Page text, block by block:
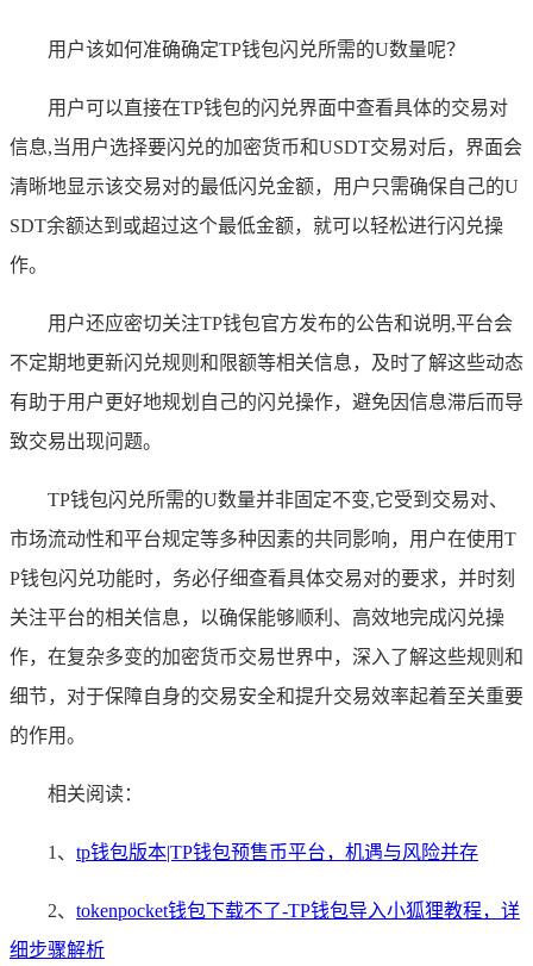
用户该如何准确确定TP钱包闪兑所需的U数量呢？
用户可以直接在TP钱包的闪兑界面中查看具体的交易对
信息,当用户选择要闪兑的加密货币和USDT交易对后，界面会
清晰地显示该交易对的最低闪兑金额，用户只需确保自己的U
SDT余额达到或超过这个最低金额，就可以轻松进行闪兑操
作。
用户还应密切关注TP钱包官方发布的公告和说明,平台会
不定期地更新闪兑规则和限额等相关信息，及时了解这些动态
有助于用户更好地规划自己的闪兑操作，避免因信息滞后而导
致交易出现问题。
TP钱包闪兑所需的U数量并非固定不变,它受到交易对、
市场流动性和平台规定等多种因素的共同影响，用户在使用T
P钱包闪兑功能时，务必仔细查看具体交易对的要求，并时刻
关注平台的相关信息，以确保能够顺利、高效地完成闪兑操
作，在复杂多变的加密货币交易世界中，深入了解这些规则和
细节，对于保障自身的交易安全和提升交易效率起着至关重要
的作用。
相关阅读：
1、 tp钱包版本|TP钱包预售币平台，机遇与风险并存
2、 tokenpocket钱包下载不了-TP钱包导入小狐狸教程，详
细步骤解析